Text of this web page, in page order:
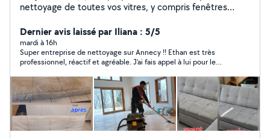
nettoyage de toutes vos vitres, y compris fenêtres
hauteur ou extérieures, ainsi que l'entretien ménager
complet pour appartements et maisons. Services
proposés : Nettoyage de vitres : intérieur et extérieur,
toutes tailles Velux et vérandas : nettoyage en hauteur
ou difficiles d'accès Vitres extérieures : toutes surfaces
exposées aux intempéries Ménage complet : sols,
dépoussiérage, cuisine, salle de bain, rangement selon
vos besoins Services personnalisés : je m'adapte à votre
logement et à vos priorités Pourquoi me choisir ? Travail
Dernier avis laissé par Iliana : 5/5
mardi à 16h
Super entreprise de nettoyage sur Annecy !! Ethan est très
professionnel, réactif et agréable. J’ai fais appel à lui pour le
vie ! Je recommande fortement